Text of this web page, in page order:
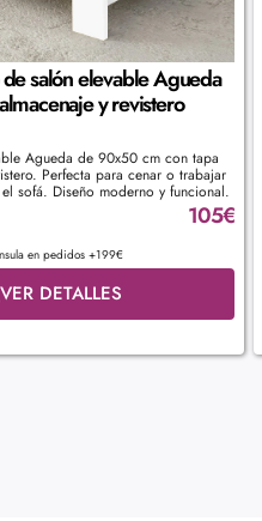
salón elevable Agueda
y revistero
Agueda de 90x50 cm con tapa
Perfecta para cenar o trabajar
sofá. Diseño moderno y funcional.
105€
en pedidos +199€
VER DETALLES